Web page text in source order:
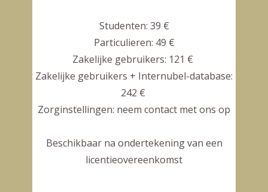
Studenten: 39 €
Particulieren: 49 €
Zakelijke gebruikers: 121 €
Zakelijke gebruikers + Internubel-database:
242 €
Zorginstellingen: neem contact met ons op
Beschikbaar na ondertekening van een
licentieovereenkomst